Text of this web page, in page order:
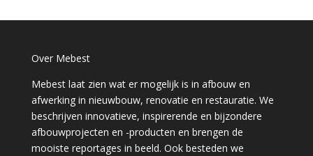
Over Mebest
Mebest laat zien wat er mogelijk is in afbouw en
afwerking in nieuwbouw, renovatie en restauratie. We
beschrijven innovatieve, inspirerende en bijzondere
afbouwprojecten en -producten en brengen de
mooiste reportages in beeld. Ook besteden we